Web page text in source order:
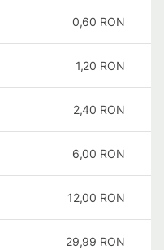
0,60 RON
1,20 RON
2,40 RON
6,00 RON
12,00 RON
29,99 RON